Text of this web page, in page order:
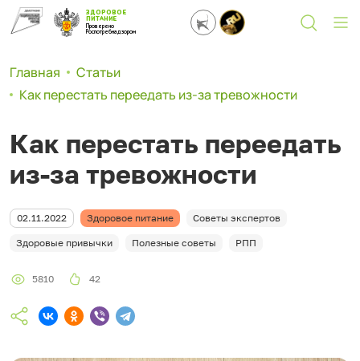
ЗДОРОВОЕ
ПИТАНИЕ
Проверено
Роспотребнадзором
Главная
Статьи
Как перестать переедать из-за тревожности
Как перестать переедать
из-за тревожности
02.11.2022 Здоровое питание Советы экспертов
Здоровые привычки Полезные советы РПП
5810 42